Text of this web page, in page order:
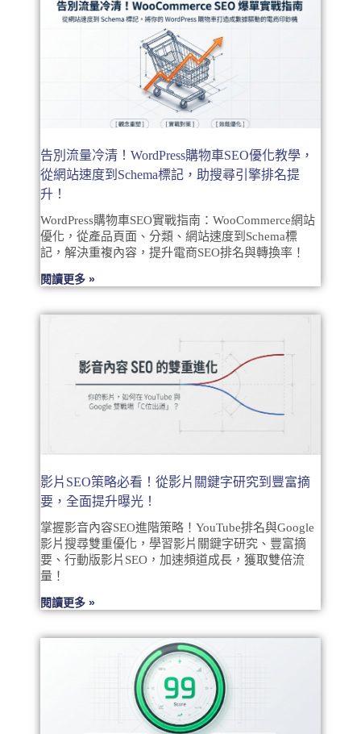
告別流量冷清！WordPress購物車SEO優化教學，
從網站速度到Schema標記，助搜尋引擎排名提
升！
WordPress購物車SEO實戰指南：WooCommerce網站
優化，從產品頁面、分類、網站速度到Schema標
記，解決重複內容，提升電商SEO排名與轉換率！
閱讀更多 »
影片SEO策略必看！從影片關鍵字研究到豐富摘
要，全面提升曝光！
掌握影音內容SEO進階策略！YouTube排名與Google
影片搜尋雙重優化，學習影片關鍵字研究、豐富摘
要、行動版影片SEO，加速頻道成長，獲取雙倍流
量！
閱讀更多 »